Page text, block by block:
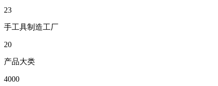
23
手工具制造工厂
20
产品大类
4000